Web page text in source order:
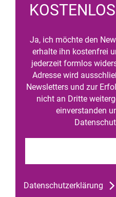
Ja, ich möchte den
erhalte ihn kostenfrei
jederzeit formlos
Adresse wird
Newsletters und zur
nicht an Dritte
einverstanden
Datenschutzerklärung